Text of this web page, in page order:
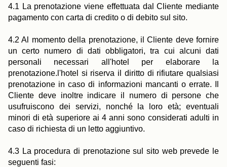
4.1 La prenotazione viene effettuata dal Cliente mediante
pagamento con carta di credito o di debito sul sito.
4.2 Al momento della prenotazione, il Cliente deve fornire
un certo numero di dati obbligatori, tra cui alcuni dati
personali necessari all'hotel per elaborare la
prenotazione.l'hotel si riserva il diritto di rifiutare qualsiasi
prenotazione in caso di informazioni mancanti o errate. Il
Cliente deve inoltre indicare il numero di persone che
usufruiscono dei servizi, nonché la loro età; eventuali
minori di età superiore ai 4 anni sono considerati adulti in
caso di richiesta di un letto aggiuntivo.
4.3 La procedura di prenotazione sul sito web prevede le
seguenti fasi: